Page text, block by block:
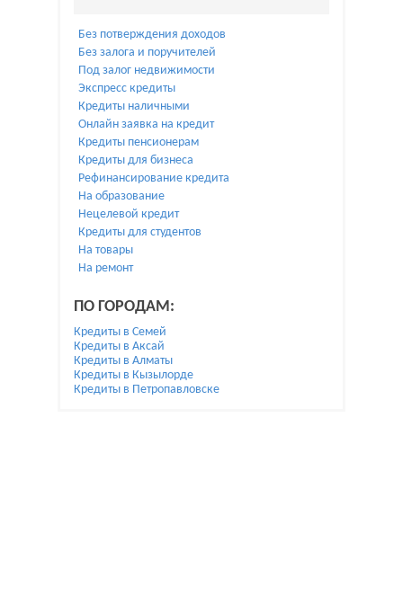
Без потверждения доходов
Без залога и поручителей
Под залог недвижимости
Экспресс кредиты
Кредиты наличными
Онлайн заявка на кредит
Кредиты пенсионерам
Кредиты для бизнеса
Рефинансирование кредита
На образование
Нецелевой кредит
Кредиты для студентов
На товары
На ремонт
ПО ГОРОДАМ:
Кредиты в Семей
Кредиты в Аксай
Кредиты в Алматы
Кредиты в Кызылорде
Кредиты в Петропавловске